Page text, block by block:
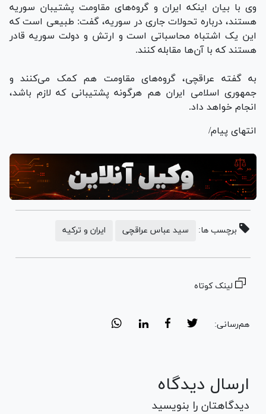
وی با بیان اینکه ایران و گروه‌های مقاومت پشتیبان سوریه
هستند، درباره تحولات جاری در سوریه، گفت: طبیعی است که
این یک اشتباه محاسباتی است و ارتش و دولت سوریه قادر
هستند که با آن‌ها مقابله کنند.
به گفته عراقچی، گروه‌های مقاومت هم کمک می‌کنند و
جمهوری اسلامی ایران هم هرگونه پشتیبانی که لازم باشد،
انجام خواهد داد.
انتهای پیام/
برچسب ها: سید عباس عراقچی ایران و ترکیه
لینک کوتاه
هم‌رسانی:
ارسال دیدگاه
دیدگاهتان را بنویسید